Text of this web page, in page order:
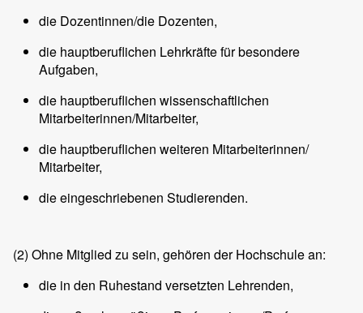
die Dozentinnen/die Dozenten,
die hauptberuflichen Lehrkräfte für besondere
Aufgaben,
die hauptberuflichen wissenschaftlichen
Mitarbeiterinnen/Mitarbeiter,
die hauptberuflichen weiteren Mitarbeiterinnen/
Mitarbeiter,
die eingeschriebenen Studierenden.
(2) Ohne Mitglied zu sein, gehören der Hochschule an:
die in den Ruhestand versetzten Lehrenden,